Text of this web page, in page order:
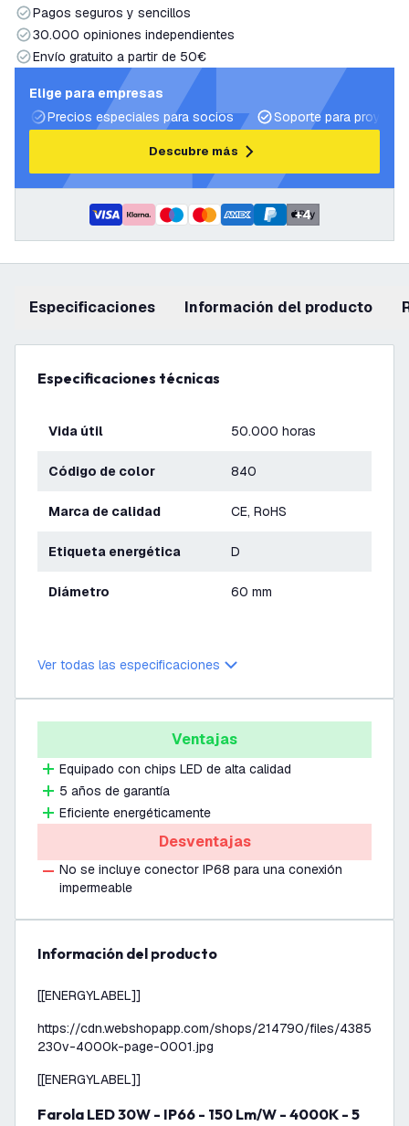
Pagos seguros y sencillos
30.000 opiniones independientes
Envío gratuito a partir de 50€
Elige para empresas
Precios especiales para socios
Soporte para
Descubre más
+4
Especificaciones información del producto
Especificaciones técnicas
Vida útil 50.000 horas
Código de color 840
Marca de calidad CE, RoHS
Etiqueta energética D
Diámetro 60 mm
Ver todas las especificaciones
Ventajas
Equipado con chips LED de alta calidad
5 años de garantía
Eficiente energéticamente
Desventajas
No se incluye conector IP68 para una conexión
impermeable
información del producto
[[ENERGYLABEL]]
https://cdn.webshopapp.com/shops/214790/files/
230v-4000k-page-0001.jpg
[[ENERGYLABEL]]
Farola LED 30W - IP66 - 150 Lm/W - 4000K - 5